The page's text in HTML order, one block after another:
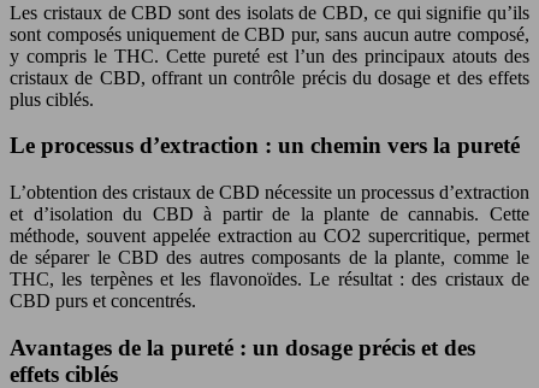
Les cristaux de CBD sont des isolats de CBD, ce qui signifie qu’ils
sont composés uniquement de CBD pur, sans aucun autre composé,
y compris le THC. Cette pureté est l’un des principaux atouts des
cristaux de CBD, offrant un contrôle précis du dosage et des effets
plus ciblés.
Le processus d’extraction : un chemin vers la pureté
L’obtention des cristaux de CBD nécessite un processus d’extraction
et d’isolation du CBD à partir de la plante de cannabis. Cette
méthode, souvent appelée extraction au CO2 supercritique, permet
de séparer le CBD des autres composants de la plante, comme le
THC, les terpènes et les flavonoïdes. Le résultat : des cristaux de
CBD purs et concentrés.
Avantages de la pureté : un dosage précis et des
effets ciblés